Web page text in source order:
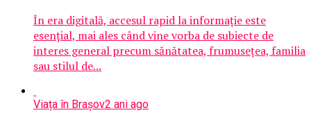
În era digitală, accesul rapid la informație este
esențial, mai ales când vine vorba de subiecte de
interes general precum sănătatea, frumusețea, familia
sau stilul de...
Viața în Brașov2 ani ago